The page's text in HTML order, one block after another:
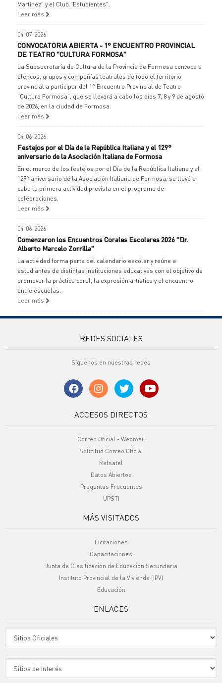
Martínez" y el Club "Estudiantes".
Leer más
04-07-2026
CONVOCATORIA ABIERTA - 1° ENCUENTRO PROVINCIAL
DE TEATRO "CULTURA FORMOSA"
La Subsecretaría de Cultura de la Provincia de Formosa convoca a
elencos, grupos y compañías teatrales de todo el territorio
provincial a participar del 1° Encuentro Provincial de Teatro
"Cultura Formosa", que se llevará a cabo los días 7, 8 y 9 de agosto
de 2026, en la ciudad de Formosa.
Leer más
04-06-2026
Festejos por el Día de la República Italiana y el 129°
aniversario de la Asociación Italiana de Formosa
En el marco de los festejos por el Día de la República Italiana y el
129° aniversario de la Asociación Italiana de Formosa, se llevó a
cabo la primera actividad prevista en el programa de
celebraciones.
Leer más
04-06-2026
Comenzaron los Encuentros Corales Escolares 2026 "Dr.
Alberto Marcelo Zorrilla"
La actividad forma parte del calendario escolar y reúne a
estudiantes de distintas instituciones educativas con el objetivo de
promover la práctica coral, la expresión artística y el encuentro
entre escuelas.
Leer más
REDES SOCIALES
Síguenos en nuestras redes
ACCESOS DIRECTOS
Correo Oficial - Webmail
Solicitud Correo Oficial
Refsatel
Datos Abiertos
Preguntas Frecuentes
UPSTI
MÁS VISITADOS
Licitaciones
Capacitaciones
Junta de Clasificación de Educación Secundaria
Instituto Provincial de la Vivienda (IPV)
Educación
ENLACES